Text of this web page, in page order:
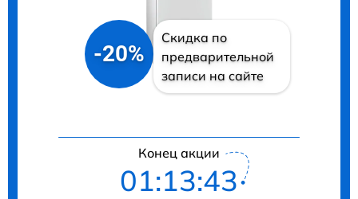
-20%
Скидка по
предварительной
записи на сайте
Конец акции
01:13:42